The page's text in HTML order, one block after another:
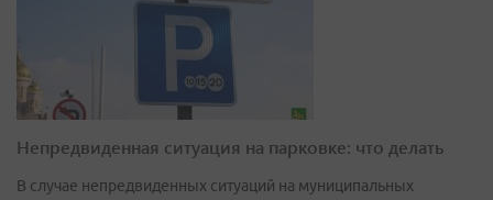
Непредвиденная ситуация на парковке: что делать
В случае непредвиденных ситуаций на муниципальных